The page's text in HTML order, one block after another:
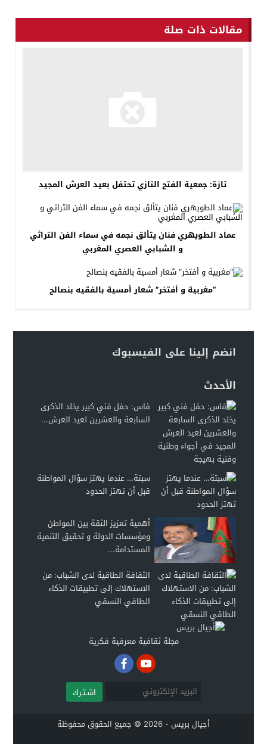
مقالات ذات صلة
تازة: جمعية الفتح التازي تحتفل بعيد العرش المجيد
عماد الطويهري فنان يتألق نجمه في سماء الفن التراثي
و الشبابي العصري المغربي
“مغربية و أفتخر” شعار أمسية بالفقيه بنصالح
انضم إلينا على الفيسبوك
الأحدث
فاس: حفل فني كبير يخلد الذكرى
السابعة والعشرين لعيد العرش...
سبتة… عندما يهتز سؤال المواطنة
قبل أن تهتز الحدود
أهمية تعزيز الثقة بين المواطن
ومؤسسات الدولة و تحقيق التنمية
المستدامة...
الثقافة الطاقية لدى الشباب: من
الاستهلاك إلى تطبيقات الذكاء
الطاقي النسقي
مجلة ثقافية معرفية فكرية
اشـتـرك
أجيال بريس - 2026 © جميع الحقوق محفوظة